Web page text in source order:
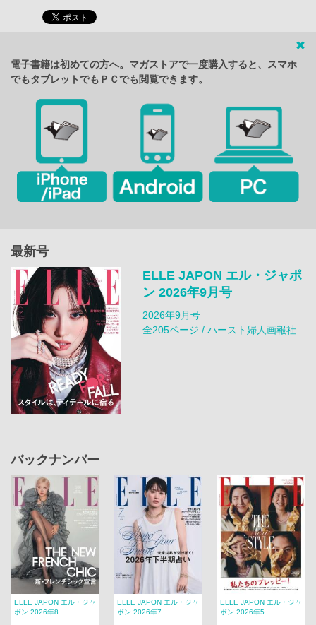
電子書籍は初めての方へ。マガストアで一度購入すると、スマホ
でもタブレットでもＰＣでも閲覧できます。
最新号
ELLE JAPON エル・ジャポ
ン 2026年9月号
2026年9月号
全205ページ / ハースト婦人画報社
バックナンバー
ELLE JAPON エル・ジャ
ポン 2026年8...
ELLE JAPON エル・ジャ
ポン 2026年7...
ELLE JAPON エル・ジャ
ポン 2026年5...